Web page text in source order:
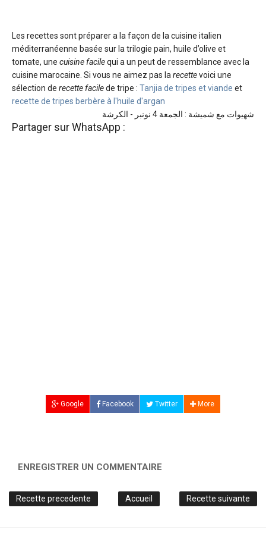
Les recettes sont préparer a la façon de la cuisine italien
méditerranéenne basée sur la trilogie pain, huile d’olive et
tomate, une cuisine facilequi a un peut de ressemblance avec la
cuisine marocaine. Si vous ne aimez pas larecettevoici une
sélection de recette facilede tripe : Tanjia de tripes et viande et
recette de tripes berbère à l'huile d'argan
شهيوات مع شميشة : الجمعة 4 نونبر - الكرشة
Partager sur WhatsApp :
Google Facebook Twitter More
ENREGISTRER UN COMMENTAIRE
Recette precedente Recette suivante
Accueil